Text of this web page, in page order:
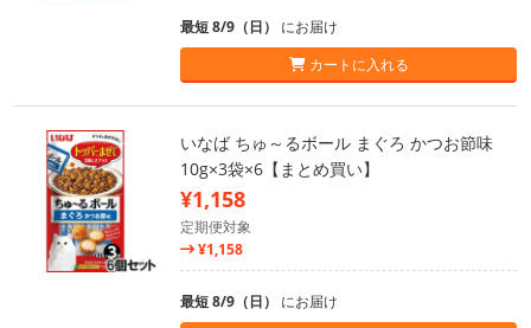
最短 8/9（日） にお届け
カートに入れる
いなば ちゅ～るボール まぐろ かつお節味
10g×3袋×6【まとめ買い】
¥1,158
定期便対象
¥1,158
最短 8/9（日） にお届け